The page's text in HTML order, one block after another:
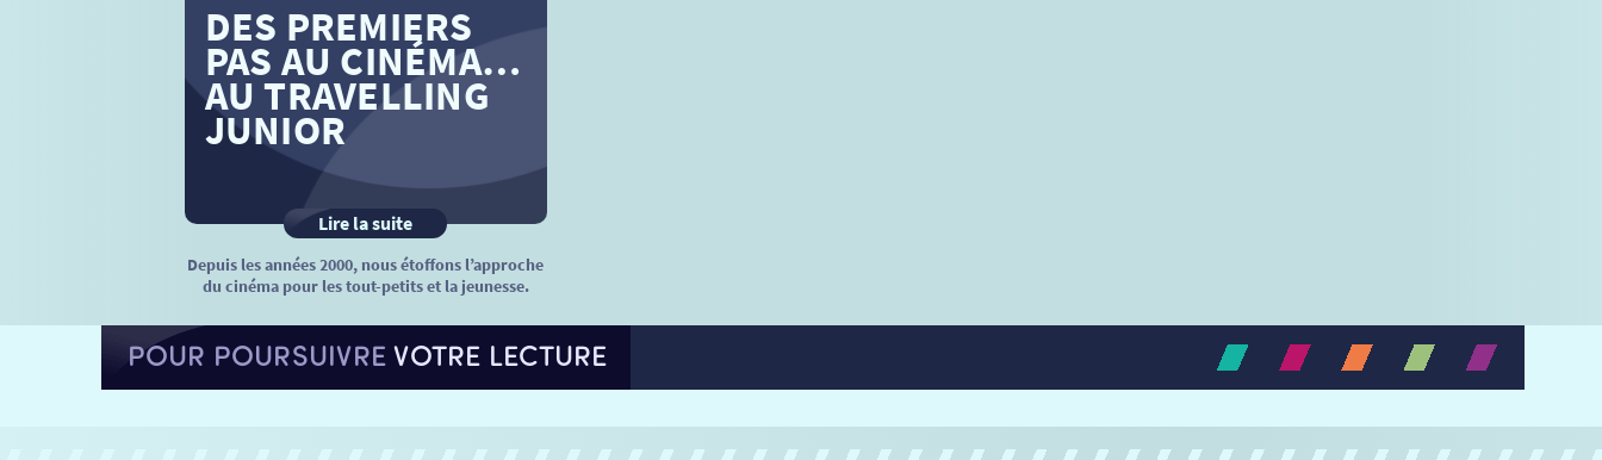
DES PREMIERS
PAS AU CINÉMA…
AU TRAVELLING
JUNIOR
Lire la suite
Depuis les années 2000, nous étoffons l’approche
du cinéma pour les tout-petits et la jeunesse.
POUR POURSUIVREVOTRE LECTURE